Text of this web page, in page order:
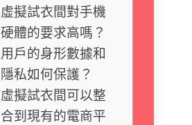
虛擬試衣間對手機
硬體的要求高嗎？
用戶的身形數據和
隱私如何保護？
虛擬試衣間可以整
合到現有的電商平